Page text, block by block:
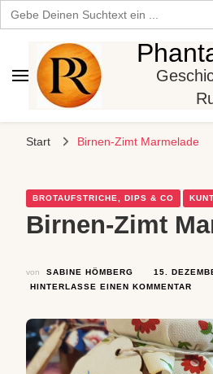
Search
for:
Start Birnen-Zimt Marmelade
BROTAUFSTRICHE, DIPS & CO
Birnen-Zimt
von SABINE HÖMBERG
15.
HINTERLASSE EINEN KOMMENTAR